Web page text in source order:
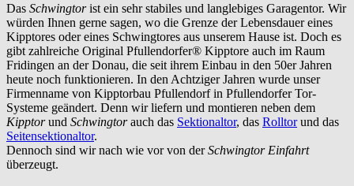
Das Schwingtorist ein sehr stabiles und langlebiges Garagentor. Wir
würden Ihnen gerne sagen, wo die Grenze der Lebensdauer eines
Kipptores oder eines Schwingtores aus unserem Hause ist. Doch es
gibt zahlreiche Original Pfullendorfer® Kipptore auch im Raum
Fridingen an der Donau, die seit ihrem Einbau in den 50er Jahren
heute noch funktionieren. In den Achtziger Jahren wurde unser
Firmenname von Kipptorbau Pfullendorf in Pfullendorfer Tor-
Systeme geändert. Denn wir liefern und montieren neben dem
Kipptorund Schwingtorauch das Sektionaltor, das Rolltorund das
Seitensektionaltor.
Dennoch sind wir nach wie vor von derSchwingtor Einfahrt
überzeugt.